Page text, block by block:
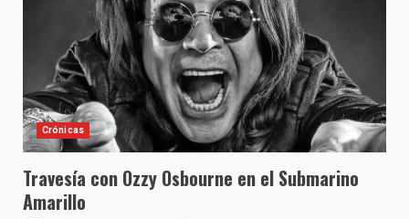
Crónicas
Travesía con Ozzy Osbourne en el Submarino
Amarillo